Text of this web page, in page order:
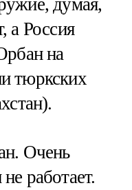
а Россия
на
тюркских
Очень
работает.